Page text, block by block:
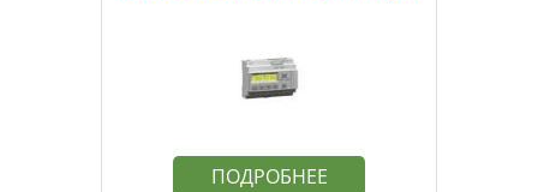
ПОДРОБНЕЕ